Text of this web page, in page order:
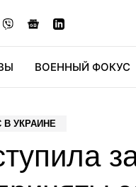
ВОЕННЫЙ ФОКУС
В УКРАИНЕ